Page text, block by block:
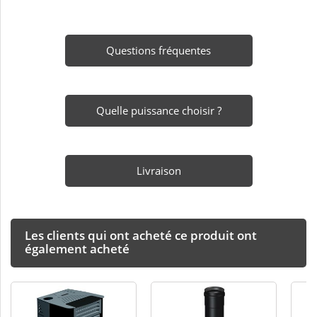
Questions fréquentes
Quelle puissance choisir ?
Livraison
Les clients qui ont acheté ce produit ont
également acheté